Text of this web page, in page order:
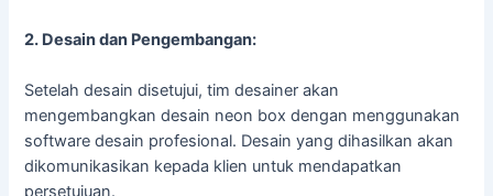
2. Desain dan Pengembangan:
Setelah desain disetujui, tim desainer akan
mengembangkan desain neon box dengan menggunakan
software desain profesional. Desain yang dihasilkan akan
dikomunikasikan kepada klien untuk mendapatkan